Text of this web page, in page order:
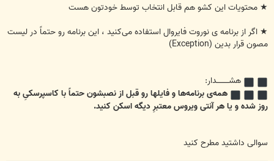
★ محتویات این کشو هم قابل انتخاب توسط خودتون هست
★ اگر از برنامه ی نوروت فایروال استفاده می‌کنید ، این برنامه رو حتماً در لیست
مصون قرار بدین (Exception)
هشــــــــــدار:
همه‌ی برنامه‌ها و فایلها رو قبل از نصبشون حتماً با کاسپرسکیِ به
روز شده و یا هر آنتی ویروس معتبرِ دیگه اسکن کنید.
سوالی داشتید مطرح کنید